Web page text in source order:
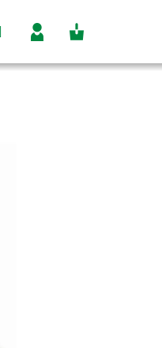
Hľadať
Prihlásenie
Nákupný